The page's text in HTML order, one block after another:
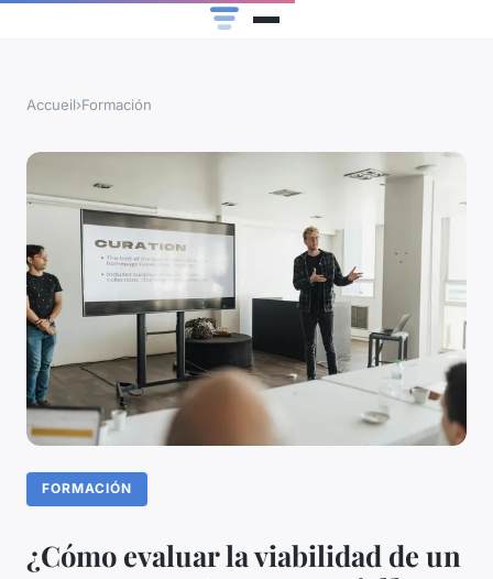
Accueil›Formación
FORMACIÓN
¿Cómo evaluar la viabilidad de un